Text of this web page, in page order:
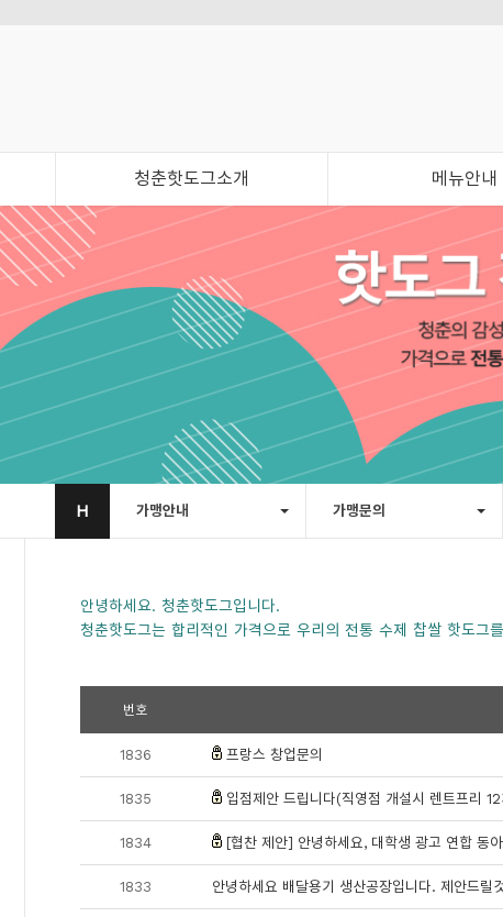
청춘핫도그소개 메뉴안내
H 가맹안내 가맹문의
안녕하세요. 청춘핫도그입니다.
청춘핫도그는 합리적인 가격으로 우리의 전통 수제 찹쌀 핫도
번호
1836 프랑스 창업문의
1835 입점제안 드립니다(직영점 개설시 렌트프리
1834 [협찬 제안] 안녕하세요, 대학생 광고 연합 동
1833 안녕하세요 배달용기 생산공장입니다. 제안드릴